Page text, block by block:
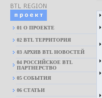
01 О ПРОЕКТЕ
02 BTL ТЕРРИТОРИЯ
03 АРХИВ BTL НОВОСТЕЙ
04 РОССИЙСКОЕ BTL
ПАРТНЕРСТВО
05 СОБЫТИЯ
06 СТАТЬИ